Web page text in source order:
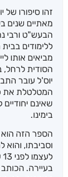
זהו סיפורו של
מאתיים שנים
הבעש"ט ורבי
ללימודים
מביאים אותו
הסודית לרחל,
יוס'ל עובר
המטלטלת את
שאינם
בימינו.
הספר הזה הוא
וסביבתו, והוא
בעיירה.